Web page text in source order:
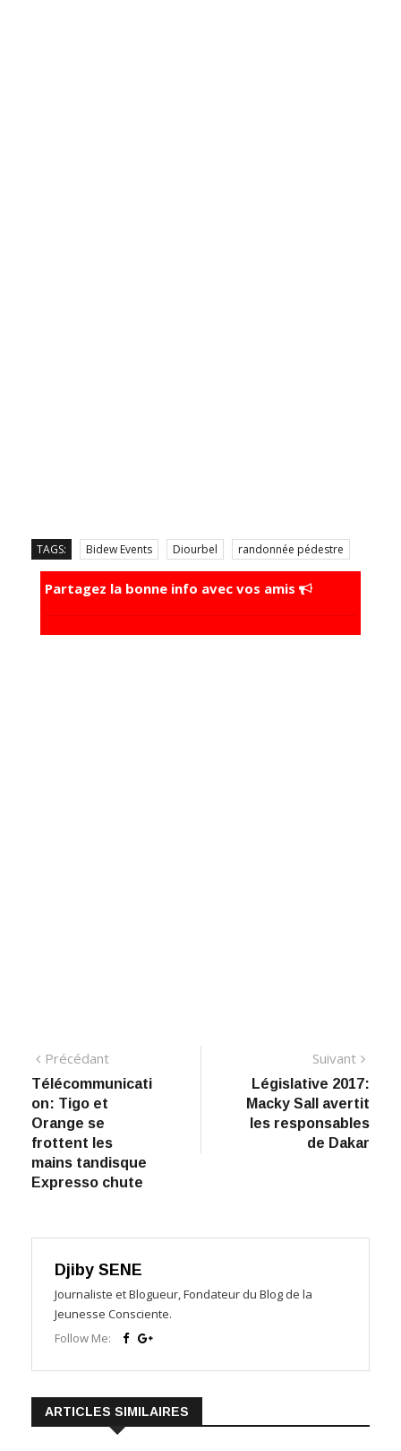
TAGS: Bidew Events Diourbel randonnée pédestre
Partagez la bonne info avec vos amis
Navigation
de
l’article
PrécédantPrécédant:
Télécommunicati
on: Tigo et
Orange se
frottent les
mains tandisque
Expresso chute
Suivant
Législative 2017:
Macky Sall avertit
les responsables
de Dakar
Djiby SENE
Journaliste et Blogueur, Fondateur du Blog de la
Jeunesse Consciente.
Follow Me:
ARTICLES SIMILAIRES